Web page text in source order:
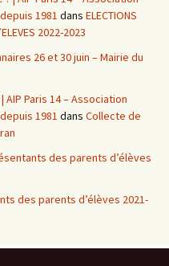
1981 dans ELECTIONS
2022-2023
26 et 30 juin – Mairie du
Paris 14 – Association
1981 dans Collecte de
des parents d’élèves
des parents d’élèves 2021-